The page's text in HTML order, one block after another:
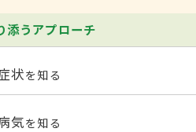
添うアプローチ
状を知る
気を知る